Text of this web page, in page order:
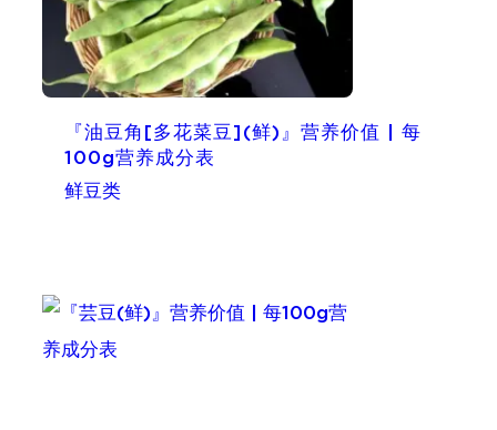
『油豆角[多花菜豆](鲜)』营养价值 | 每
100g营养成分表
鲜豆类